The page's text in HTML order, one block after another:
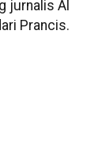
jurnalis Al
Prancis.